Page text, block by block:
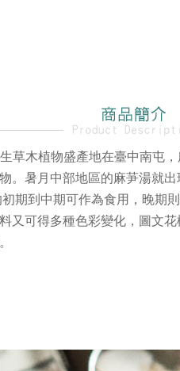
草木植物盛產地在臺中南屯
。暑月中部地區的麻芛湯就
期到中期可作為食用，晚期
又可得多種色彩變化，圖文